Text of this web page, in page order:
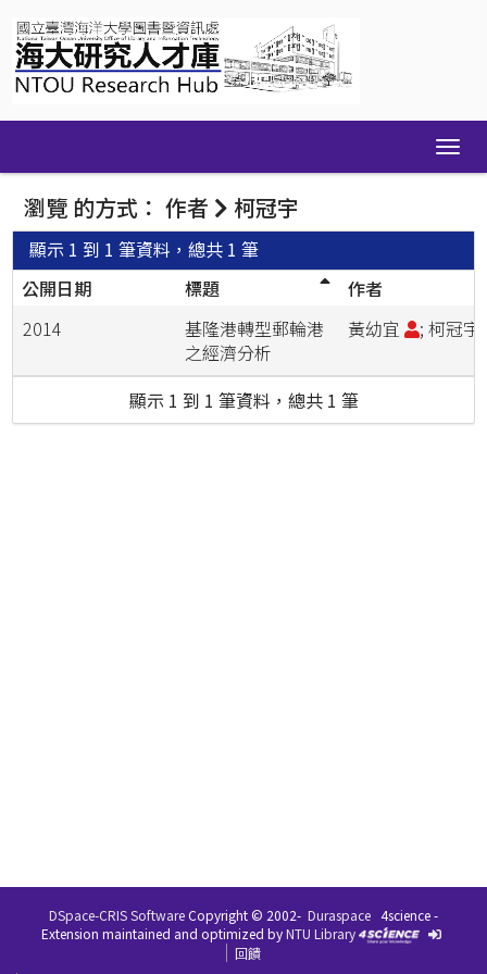
navigation
瀏覽 的方式： 作者 柯冠宇
顯示 1 到 1 筆資料，總共 1 筆
公開日期
標題
作者
2014
基隆港轉型郵輪港
之經濟分析
黃幼宜 ; 柯冠宇
顯示 1 到 1 筆資料，總共 1 筆
DSpace-CRIS SoftwareCopyright © 2002- Duraspace 4science -
Extension maintained and optimized byNTU Library
回饋